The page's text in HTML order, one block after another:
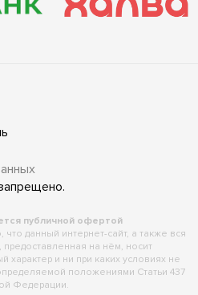
публичной офертой
данный интернет-сайт, а также вся
на нём, носит
и ни при каких условиях не
положениями Статьи 437
Федерации.